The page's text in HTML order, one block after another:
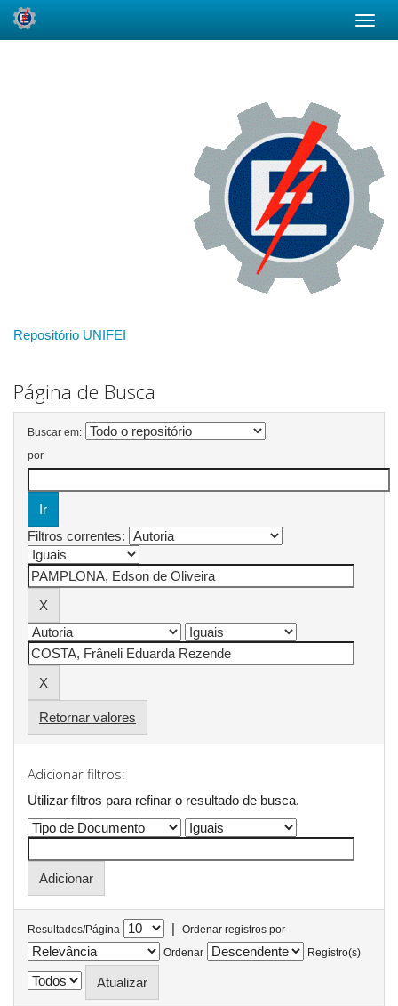
Repositório UNIFEI
Página de Busca
Buscar em:
por
Filtros correntes:
Retornar valores
Adicionar filtros:
Utilizar filtros para refinar o resultado de busca.
Resultados/Página |
Ordenar registros por
Ordenar
Registro(s)